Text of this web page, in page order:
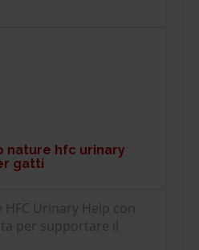
nature hfc urinary
gatti
Urinary Help con
per supportare il